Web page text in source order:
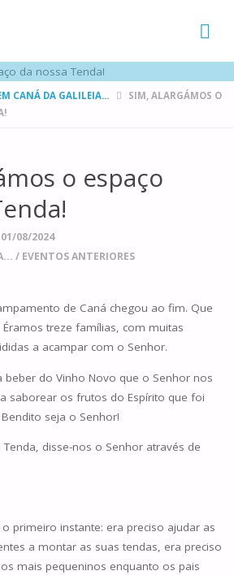
CANÁ DA GALILEIA...
SIM, ALARGÁMOS O
o espaço
01/08/2024
/ EVENTOS ANTERIORES
de Caná chegou ao fim. Que
treze famílias, com muitas
a acampar com o Senhor.
do Vinho Novo que o Senhor nos
saborear os frutos do Espírito que foi
seja o Senhor!
disse-nos o Senhor através de
primeiro instante: era preciso ajudar as
a montar as suas tendas, era preciso
mais pequeninos enquanto os pais